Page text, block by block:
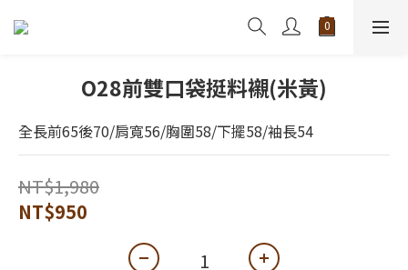
O28前雙口袋挺料襯(米黃)
全長前65後70/肩寬56/胸圍58/下擺58/袖長54
NT$1,980
NT$950